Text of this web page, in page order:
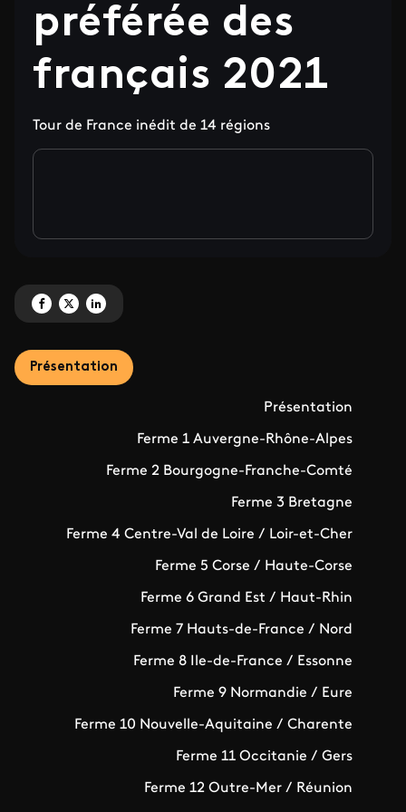
préférée des
français 2021
Tour de France inédit de 14 régions
Partagez 'La ferme préférée des français 2021' sur Facebook
Partagez 'La ferme préférée des français 2021' sur X
Partagez 'La ferme préférée des français 2021' sur LinkedIn
Présentation
Présentation
Ferme 1 Auvergne-Rhône-Alpes
Ferme 2 Bourgogne-Franche-Comté
Ferme 3 Bretagne
Ferme 4 Centre-Val de Loire / Loir-et-Cher
Ferme 5 Corse / Haute-Corse
Ferme 6 Grand Est / Haut-Rhin
Ferme 7 Hauts-de-France / Nord
Ferme 8 Ile-de-France / Essonne
Ferme 9 Normandie / Eure
Ferme 10 Nouvelle-Aquitaine / Charente
Ferme 11 Occitanie / Gers
Ferme 12 Outre-Mer / Réunion